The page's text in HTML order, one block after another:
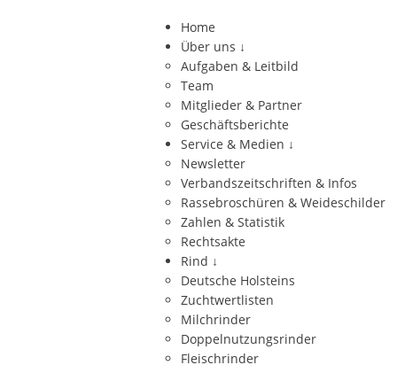
Home
Über uns ↓
Aufgaben & Leitbild
Team
Mitglieder & Partner
Geschäftsberichte
Service & Medien ↓
Newsletter
Verbandszeitschriften & Infos
Rassebroschüren & Weideschilder
Zahlen & Statistik
Rechtsakte
Rind ↓
Deutsche Holsteins
Zuchtwertlisten
Milchrinder
Doppelnutzungsrinder
Fleischrinder